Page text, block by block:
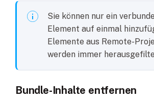
Sie können nur ein
Element auf einmal
Elemente aus Remote-
werden immer
Bundle-Inhalte entfernen